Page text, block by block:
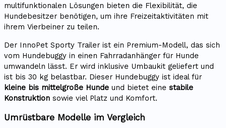
multifunktionalen Lösungen bieten die Flexibilität, die
Hundebesitzer benötigen, um ihre Freizeitaktivitäten mit
ihrem Vierbeiner zu teilen.
Der InnoPet Sporty Trailer ist ein Premium-Modell, das sich
vom Hundebuggy in einen Fahrradanhänger für Hunde
umwandeln lässt. Er wird inklusive Umbaukit geliefert und
ist bis 30 kg belastbar. Dieser Hundebuggy ist ideal für
kleine bis mittelgroße Hunde und bietet eine stabile
Konstruktion sowie viel Platz und Komfort.
Umrüstbare Modelle im Vergleich